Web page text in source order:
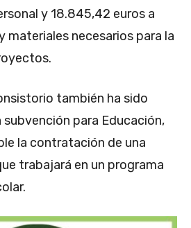
y 18.845,42 euros a
materiales necesarios para la
también ha sido
subvención para Educación,
la contratación de una
trabajará en un programa